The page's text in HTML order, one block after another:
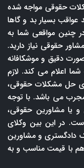
حقوقی مواجه شده
عواقب بسیار بد و گاها
چنین مواقعی شما به
حقوقی نیاز دارید.
دقیق و موشکافانه
اعلام می کند. لازم
حل مشکلات حقوقی،
می باشد. با توجه
و یا مشاورین حقوقی،
در این بین وکلای
یک دادگستری و مشاورین
با قیمت مناسب و به